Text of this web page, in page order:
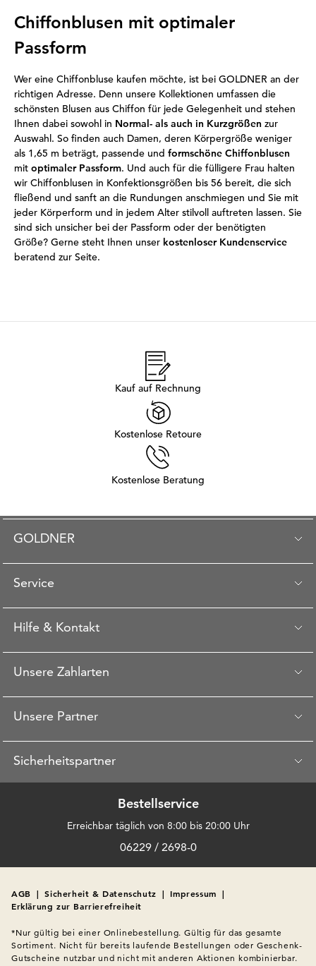
Chiffonblusen mit optimaler
Passform
Wer eine Chiffonbluse kaufen möchte, ist bei GOLDNER an der
richtigen Adresse. Denn unsere Kollektionen umfassen die
schönsten Blusen aus Chiffon für jede Gelegenheit und stehen
Ihnen dabei sowohl in Normal- als auch in Kurzgrößen zur
Auswahl. So finden auch Damen, deren Körpergröße weniger
als 1,65 m beträgt, passende und formschöne Chiffonblusen
mit optimaler Passform. Und auch für die fülligere Frau halten
wir Chiffonblusen in Konfektionsgrößen bis 56 bereit, die sich
fließend und sanft an die Rundungen anschmiegen und Sie mit
jeder Körperform und in jedem Alter stilvoll auftreten lassen. Sie
sind sich unsicher bei der Passform oder der benötigten
Größe? Gerne steht Ihnen unser kostenloser Kundenservice
beratend zur Seite.
Kauf auf Rechnung
Kostenlose Retoure
Kostenlose Beratung
GOLDNER
Service
Hilfe & Kontakt
Unsere Zahlarten
Unsere Partner
Sicherheitspartner
Bestellservice
Erreichbar täglich von 8:00 bis 20:00 Uhr
06229 / 2698-0
AGB | Sicherheit & Datenschutz | Impressum |
Erklärung zur Barrierefreiheit
*Nur gültig bei einer Onlinebestellung. Gültig für das gesamte
Sortiment. Nicht für bereits laufende Bestellungen oder Geschenk-
Gutscheine nutzbar und nicht mit anderen Aktionen kombinierbar.